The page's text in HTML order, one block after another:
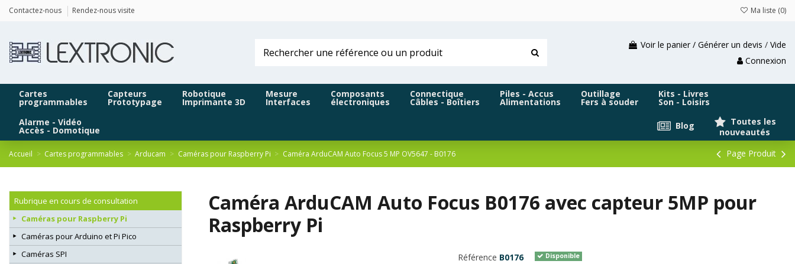
Contactez-nous Rendez-nous visite Ma liste (0)
Voir le panier / Générer un devis / Vide
Connexion
Cartes
programmables
Capteurs
Prototypage
Robotique
Imprimante 3D
Mesure
Interfaces
Composants
électroniques
Connectique
Câbles - Boîtiers
Piles - Accus
Alimentations
Outillage
Fers à souder
Kits - Livres
Son - Loisirs
Alarme - Vidéo
Accès - Domotique
Toutes les
nouveautés
Blog
Accueil Cartes programmables Arducam Caméras pour Raspberry Pi Caméra ArduCAM Auto Focus 5 MP OV5647 - B0176 Page Produit
Caméra ArduCAM Auto Focus B0176 avec capteur 5MP pour
Raspberry Pi
Référence B0176 Disponible
Rubrique en cours de consultation
Caméras pour Raspberry Pi
Caméras pour Arduino et Pi Pico
Caméras SPI
Panneau de gestion des cookies